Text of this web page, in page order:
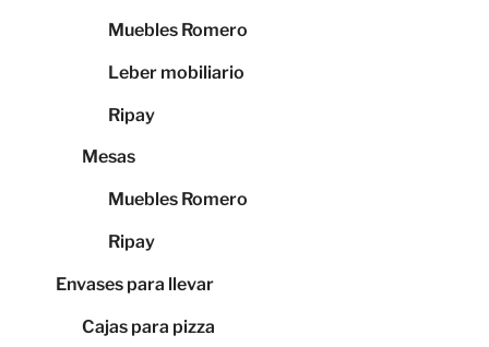
Muebles Romero
Leber mobiliario
Ripay
Mesas
Muebles Romero
Ripay
Envases para llevar
Cajas para pizza